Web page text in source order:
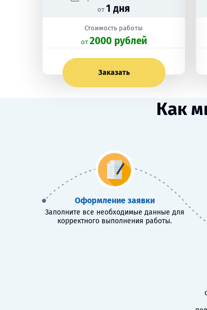
от 1 дня
Стоимость работы
oт 2000 рублей
Заказать
Как
Оформление заявки
Заполните все необходимые данные для
корректного выполнения работы.